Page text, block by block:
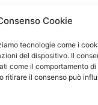
Cookie
tecnologie come i
del dispositivo. Il
come il comportamento
ritirare il consenso può
per
aiutarti a